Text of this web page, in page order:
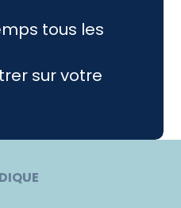
tous les
sur votre